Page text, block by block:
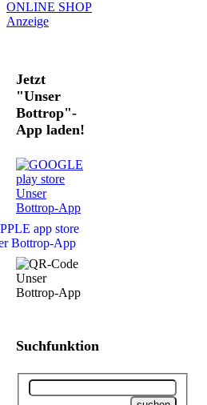
Jetzt
"Unser
Bottrop"-
App laden!
Suchfunktion